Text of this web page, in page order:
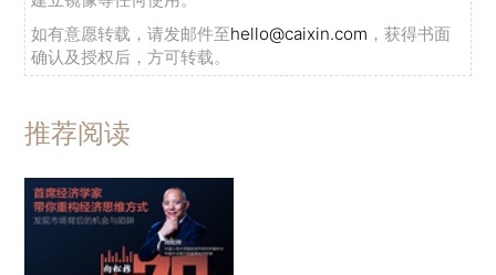
如有意愿转载，请发邮件至hello@caixin.com ，获得书面
确认及授权后，方可转载。
推荐阅读